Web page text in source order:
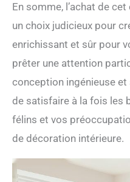
En somme, l’achat de
un choix judicieux pour
enrichissant et sûr pour
prêter une attention
conception ingénieuse
de satisfaire à la fois les
félins et vos
de décoration intérieure.